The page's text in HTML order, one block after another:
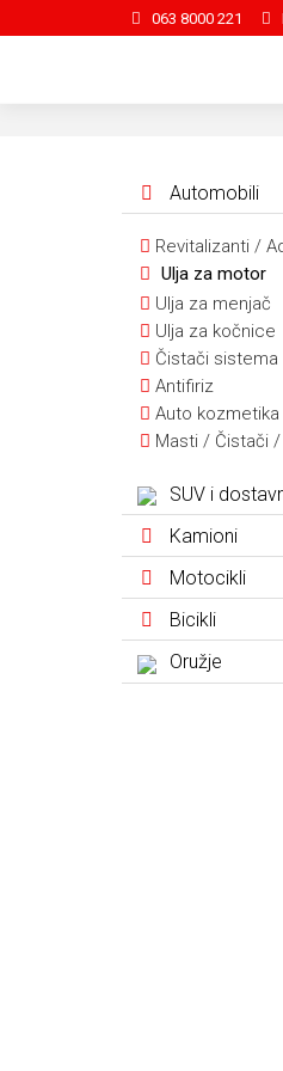
063 8000 221
Automobili
Revitalizanti /
Ulja za motor
Ulja za menjač
Ulja za kočnice
Čistači sistema
Antifiriz
Auto kozmetika
Masti / Čistači
SUV i
Kamioni
Motocikli
Bicikli
Oružje